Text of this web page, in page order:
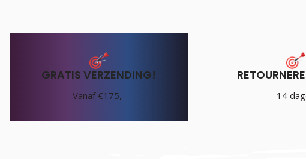
GRATIS VERZENDING!
Vanaf €175,- 14